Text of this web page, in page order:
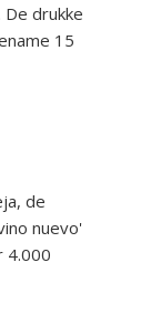
drukke
15
de
nuevo'
4.000